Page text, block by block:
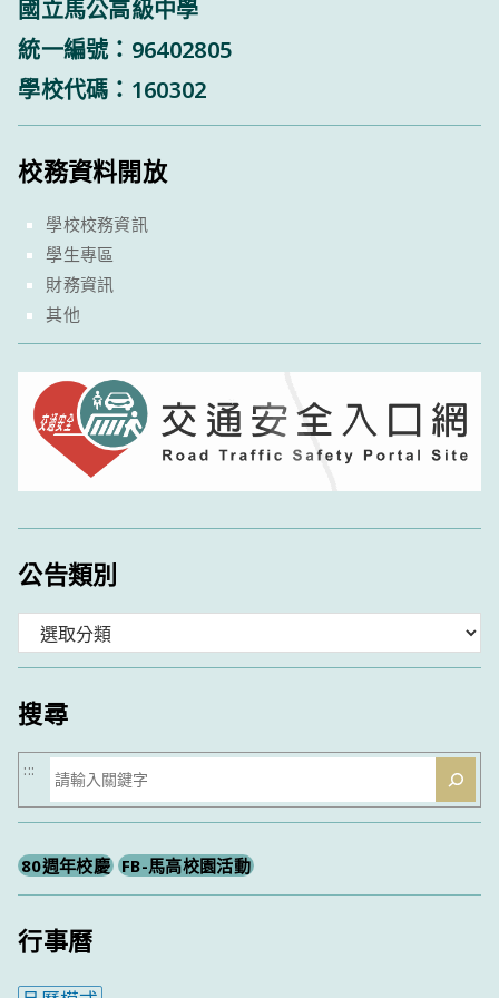
國立馬公高級中學
統一編號：96402805
學校代碼：160302
校務資料開放
學校校務資訊
學生專區
財務資訊
其他
公告類別
類
搜尋
搜
尋
:::
80週年校慶 FB-馬高校園活動
行事曆